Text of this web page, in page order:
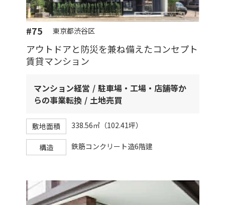
#75 東京都渋谷区
アウトドアと防災を兼ね備えたコンセプト
賃貸マンション
マンション経営
駐車場・工場・店舗等か
らの事業転換
土地売買
敷地面積 338.56㎡（102.41坪）
構造 鉄筋コンクリート造6階建